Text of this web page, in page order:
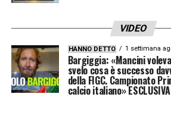
VIDEO
HANNO DETTO 1 settimana
Bargiggia: «Mancini
svelo cosa è successo
della FIGC. Campionato
calcio italiano» ESCLUSIVA